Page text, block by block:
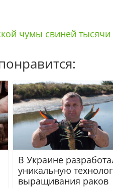
чумы свиней тысячи
В Украине
уникальную
выращивания раков